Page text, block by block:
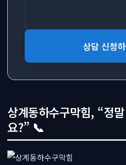
상담 신청
상계동하수구막힘, “정
요?” 📞